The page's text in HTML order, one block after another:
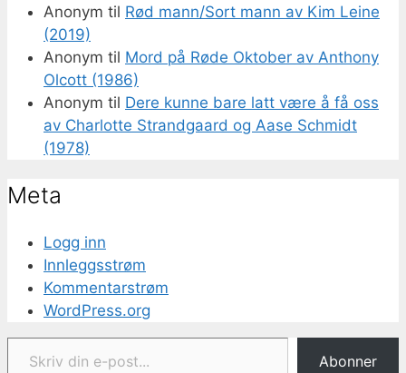
Anonym til Rød mann/Sort mann av Kim Leine
(2019)
Anonym til Mord på Røde Oktober av Anthony
Olcott (1986)
Anonym til Dere kunne bare latt være å få oss
av Charlotte Strandgaard og Aase Schmidt
(1978)
Meta
Logg inn
Innleggsstrøm
Kommentarstrøm
WordPress.org
Skriv din e-post...
Abonner